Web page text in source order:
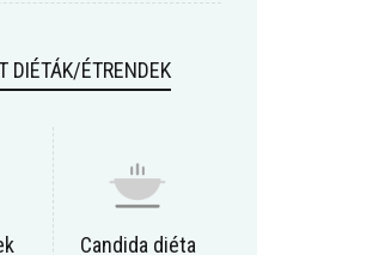
DIÉTÁK/ÉTRENDEK
Candida diéta